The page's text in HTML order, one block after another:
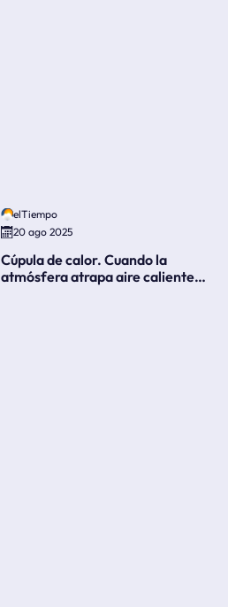
elTiempo
20 ago 2025
Cúpula de calor. Cuando la
atmósfera atrapa aire caliente